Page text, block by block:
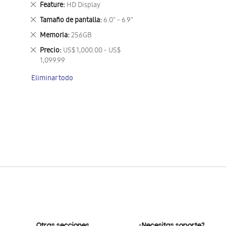
Feature HD Display
Eliminar
este
artículo
Tamaño de pantalla 6.0" - 6.9"
Eliminar
este
artículo
Memoria 256GB
Eliminar
este
artículo
Precio US$ 1,000.00 - US$
1,099.99
Eliminar
este
Eliminar todo